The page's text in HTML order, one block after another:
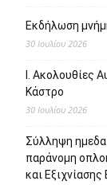
Εκδήλωση
30 Ιουλίου 2026
Ι. Ακολουθίες
Κάστρο
30 Ιουλίου 2026
Σύλληψη
παράνομη
και